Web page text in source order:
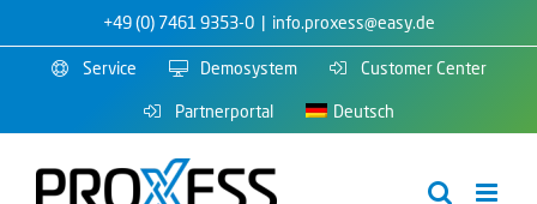
Inhalt
springen
+49 (0) 7461 9353-0 | info.proxess@easy.de
Service
Demosystem
Customer Center
Partnerportal
Deutsch